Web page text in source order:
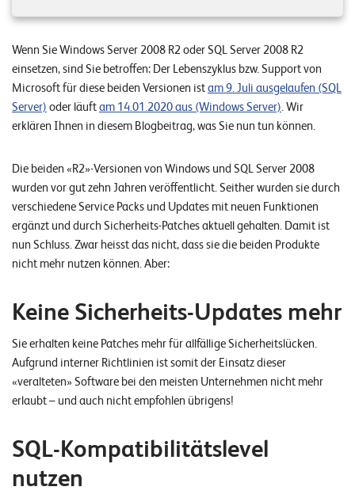
n
U
t
e
r
n
m
e
n
K
r
Wenn Sie Windows Server 2008 R2 oder SQL Server 2008 R2
einsetzen, sind Sie betroffen: Der Lebenszyklus bzw. Support von
Microsoft für diese beiden Versionen istam 9. Juli ausgelaufen (SQL
Server) oder läuftam 14.01.2020 aus (Windows Server). Wir
erklären Ihnen in diesem Blogbeitrag, was Sie nun tun können.
Die beiden «R2»-Versionen von Windows und SQL Server 2008
wurden vor gut zehn Jahren veröffentlicht. Seither wurden sie durch
verschiedene Service Packs und Updates mit neuen Funktionen
ergänzt und durch Sicherheits-Patches aktuell gehalten. Damit ist
nun Schluss. Zwar heisst das nicht, dass sie die beiden Produkte
nicht mehr nutzen können. Aber:
Keine Sicherheits-Updates mehr
Sie erhalten keine Patches mehr für allfällige Sicherheitslücken.
Aufgrund interner Richtlinien ist somit der Einsatz dieser
«veralteten» Software bei den meisten Unternehmen nicht mehr
erlaubt – und auch nicht empfohlen übrigens!
SQL-Kompatibilitätslevel
nutzen